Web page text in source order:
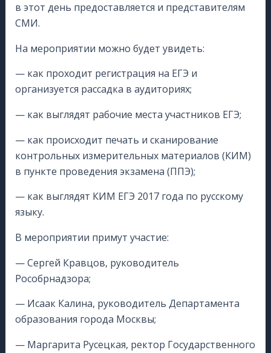
в этот день предоставляется и представителям
СМИ.
На мероприятии можно будет увидеть:
— как проходит регистрация на ЕГЭ и
организуется рассадка в аудиториях;
— как выглядят рабочие места участников ЕГЭ;
— как происходит печать и сканирование
контрольных измерительных материалов (КИМ)
в пункте проведения экзамена (ППЭ);
— как выглядят КИМ ЕГЭ 2017 года по русскому
языку.
В мероприятии примут участие:
— Сергей Кравцов, руководитель
Рособрнадзора;
— Исаак Калина, руководитель Департамента
образования города Москвы;
— Маргарита Русецкая, ректор Государственного